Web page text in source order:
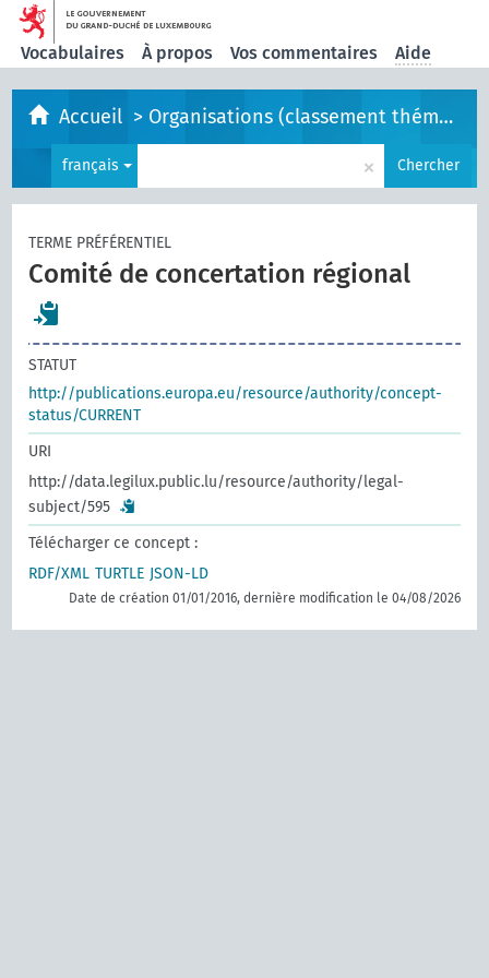
Vocabulaires À propos Vos commentaires Aide
Accueil > Organisations (classement thématique)
français × Chercher
TERME PRÉFÉRENTIEL
Comité de concertation régional
STATUT
http://publications.europa.eu/resource/authority/concept-
status/CURRENT
URI
http://data.legilux.public.lu/resource/authority/legal-
subject/595
Télécharger ce concept :
RDF/XML TURTLE JSON-LD
Date de création 01/01/2016, dernière modification le 04/08/2026